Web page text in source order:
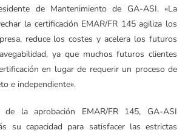
de Mantenimiento de GA-ASI. «La
la certificación EMAR/FR 145 agiliza los
reduce los costes y acelera los futuros
ya que muchos futuros clientes
en lugar de requerir un proceso de
e independiente».
la aprobación EMAR/FR 145, GA-ASI
su capacidad para satisfacer las estrictas